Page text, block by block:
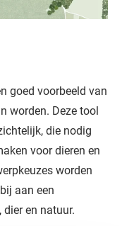
goed voorbeeld van
worden. Deze tool
die nodig
voor dieren en
worden
aan een
en natuur.